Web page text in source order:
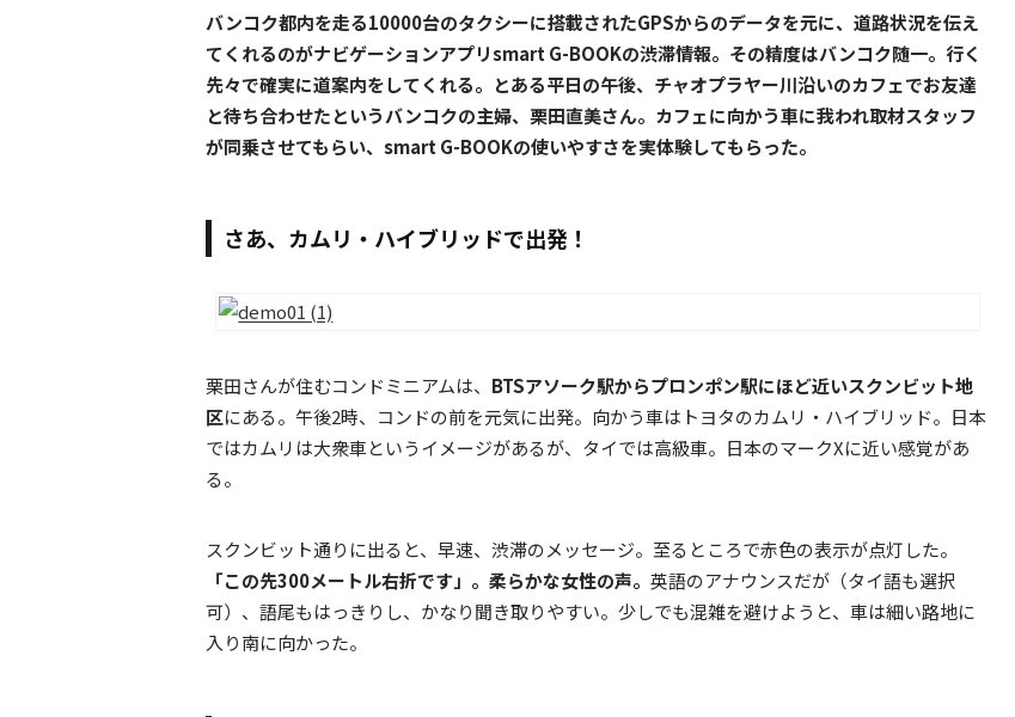
バンコク都内を走る10000台のタクシーに搭載されたGPSからのデータを元に、道路状況を伝え
てくれるのがナビゲーションアプリsmart G-BOOKの渋滞情報。その精度はバンコク随一。行く
先々で確実に道案内をしてくれる。とある平日の午後、チャオプラヤー川沿いのカフェでお友達
と待ち合わせたというバンコクの主婦、栗田直美さん。カフェに向かう車に我われ取材スタッフ
が同乗させてもらい、smart G-BOOKの使いやすさを実体験してもらった。
さあ、カムリ・ハイブリッドで出発！
栗田さんが住むコンドミニアムは、 BTSアソーク駅からプロンポン駅にほど近いスクンビット地
区にある。午後2時、コンドの前を元気に出発。向かう車はトヨタのカムリ・ハイブリッド。日本
ではカムリは大衆車というイメージがあるが、タイでは高級車。日本のマークXに近い感覚があ
る。
スクンビット通りに出ると、早速、渋滞のメッセージ。至るところで赤色の表示が点灯した。
「この先300メートル右折です」。柔らかな女性の声。 英語のアナウンスだが（タイ語も選択
可）、語尾もはっきりし、かなり聞き取りやすい。少しでも混雑を避けようと、車は細い路地に
入り南に向かった。